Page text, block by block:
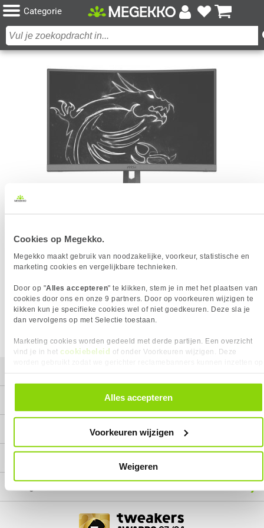
Cookies op Megekko.
Megekko maakt gebruik van noodzakelijke, voorkeur, statistische en
marketing cookies en vergelijkbare technieken.
Door op "Alles accepteren" te klikken, stem je in met het plaatsen van
cookies door ons en onze 9 partners. Door op voorkeuren wijzigen te
kikken kun je specifieke cookies wel of niet goedkeuren. Deze sla je
dan vervolgens op met Selectie toestaan.
Marketing cookies worden gedeeld met derde partijen. Een overzicht
vind je in het cookiebeleid of onder Voorkeuren wijzigen. Deze
alle cookies. Je kunt je gegeven toestemming altijd intrekken, dit doe je
door in de footer van onze website te klikken op ‘Cookievoorkeuren’
Alles accepteren
Voorkeuren wijzigen
Weigeren
Categorie
MSI OPTIX MAG272CQR 27" 165HZ WQHD CURVED
GAMING MONITOR
Het product dat je zocht is helaas niet meer beschikbaar.
Wij doen ons uiterste best om al onze producten zo lang
mogelijk leverbaar te houden.
Helaas is dit product op dit
moment bij geen van onze leveranciers leverbaar.
We helpen je graag met een ander product uit de categorie